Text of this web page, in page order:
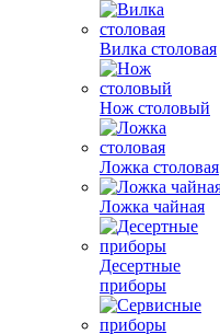
Вилка столовая
Нож столовый
Ложка столовая
Ложка чайная
Десертные
приборы